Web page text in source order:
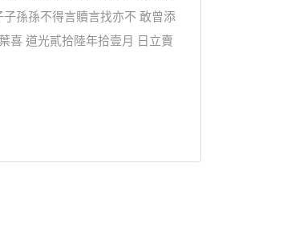
孫孫不得言贖言找亦不 敢曾添
喜 道光貳拾陸年拾壹月 日立賣